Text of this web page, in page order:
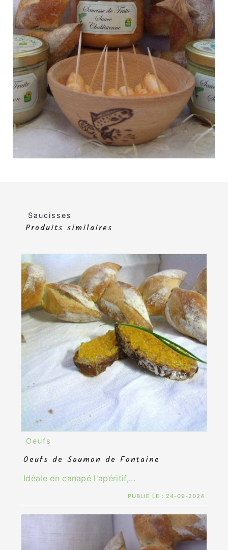
Saucisses
Produits similaires
Oeufs
Oeufs de Saumon de Fontaine
Idéale en canapé l'apéritif,...
PUBLIÉ LE : 24-09-2024